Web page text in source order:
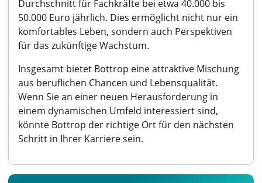
Durchschnitt für Fachkräfte bei etwa 40.000 bis
50.000 Euro jährlich. Dies ermöglicht nicht nur ein
komfortables Leben, sondern auch Perspektiven
für das zukünftige Wachstum.
Insgesamt bietet Bottrop eine attraktive Mischung
aus beruflichen Chancen und Lebensqualität.
Wenn Sie an einer neuen Herausforderung in
einem dynamischen Umfeld interessiert sind,
könnte Bottrop der richtige Ort für den nächsten
Schritt in Ihrer Karriere sein.